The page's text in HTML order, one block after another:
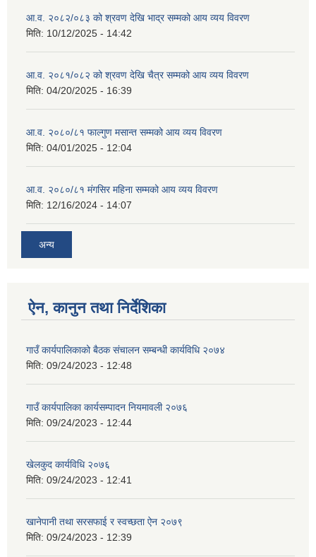
आ.व. २०८२/०८३ को श्रवण देखि भाद्र सम्मको आय व्यय विवरण
मिति: 10/12/2025 - 14:42
आ.व. २०८१/०८२ को श्रवण देखि चैत्र सम्मको आय व्यय विवरण
मिति: 04/20/2025 - 16:39
आ.व. २०८०/८१ फाल्गुण मसान्त सम्मको आय व्यय विवरण
मिति: 04/01/2025 - 12:04
आ.व. २०८०/८१ मंगसिर महिना सम्मको आय व्यय विवरण
मिति: 12/16/2024 - 14:07
अन्य
ऐन, कानुन तथा निर्देशिका
गाउँ कार्यपालिकाको बैठक संचालन सम्बन्धी कार्यविधि २०७४
मिति: 09/24/2023 - 12:48
गाउँ कार्यपालिका कार्यसम्पादन नियमावली २०७६
मिति: 09/24/2023 - 12:44
खेलकुद कार्यविधि २०७६
मिति: 09/24/2023 - 12:41
खानेपानी तथा सरसफाई र स्वच्छता ऐन २०७९
मिति: 09/24/2023 - 12:39